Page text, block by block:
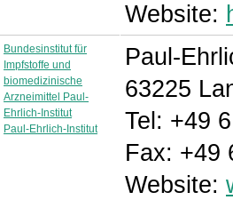
Website:
Bundesinstitut für
Impfstoffe und
biomedizinische
Arzneimittel Paul-
Ehrlich-Institut
Paul-Ehrlich-Institut
Paul-
63225
Tel: +49
Fax: +49
Website: